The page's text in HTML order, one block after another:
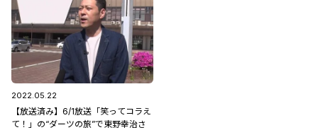
2022.05.22
【放送済み】6/1放送「笑ってコラえ
て！」の“ダーツの旅”で東野幸治さ